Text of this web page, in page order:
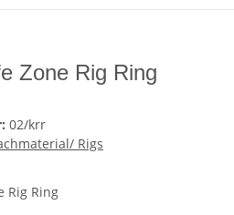
Zone Rig Ring
02/krr
Rigs
Rig Ring